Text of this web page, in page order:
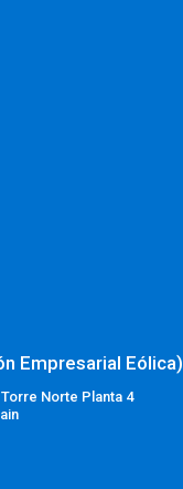
Empresarial Eólica)
Norte Planta 4